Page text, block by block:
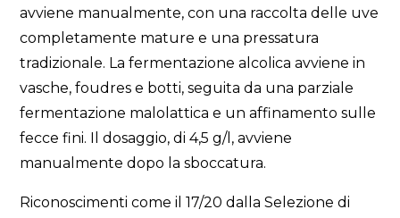
avviene manualmente, con una raccolta delle uve
completamente mature e una pressatura
tradizionale. La fermentazione alcolica avviene in
vasche, foudres e botti, seguita da una parziale
fermentazione malolattica e un affinamento sulle
fecce fini. Il dosaggio, di 4,5 g/l, avviene
manualmente dopo la sboccatura.
Riconoscimenti come il 17/20 dalla Selezione di